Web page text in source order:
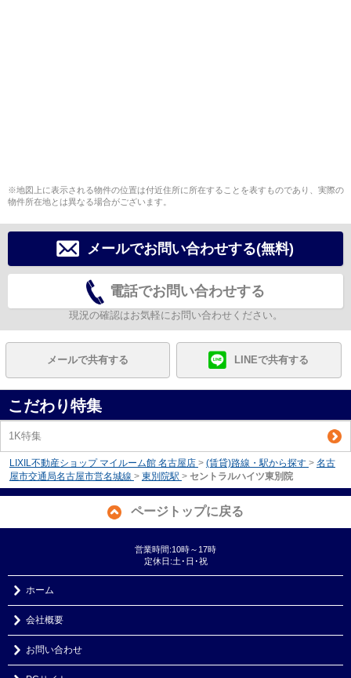
※地図上に表示される物件の位置は付近住所に所在することを表すものであり、実際の
物件所在地とは異なる場合がございます。
メールでお問い合わせする(無料)
電話でお問い合わせする
現況の確認はお気軽にお問い合わせください。
メールで共有する LINEで共有する
こだわり特集
1K特集
LIXIL不動産ショップ マイルーム館 名古屋店 > (賃貸)路線・駅から探す > 名古
屋市交通局名古屋市営名城線 > 東別院駅 > セントラルハイツ東別院
ページトップに戻る
営業時間:10時～17時
定休日:土･日･祝
ホーム
会社概要
お問い合わせ